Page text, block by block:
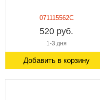
071115562C
520 руб.
1-3 дня
Добавить в корзину